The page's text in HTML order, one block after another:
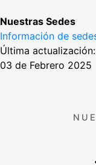
Nuestras Sedes
Información de
Última actualización:
03 de Febrero 2025